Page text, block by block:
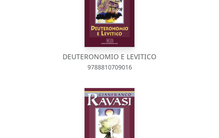
DEUTERONOMIO E LEVITICO
9788810709016